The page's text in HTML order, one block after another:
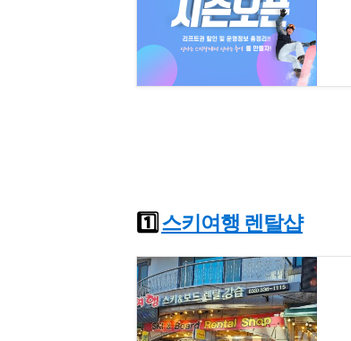
1️⃣ 스키여행 렌탈샵